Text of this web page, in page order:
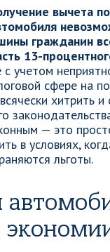
вычета
гражданин
13-
учетом
сфере на
хитрить
— это
в условиях,
льготы.